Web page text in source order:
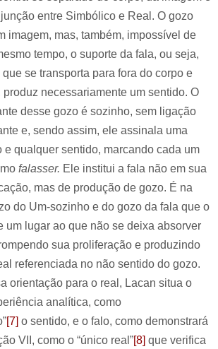
entre Simbólico e Real. O gozo
imagem, mas, também, impossível de
tempo, o suporte da fala, ou seja,
se transporta para fora do corpo e
necessariamente um sentido. O
desse gozo é sozinho, sem ligação
e, sendo assim, ele assinala uma
e qualquer sentido, marcando cada um
falasser. Ele institui a fala não em sua
mas de produção de gozo. É na
do Um-sozinho e do gozo da fala que o
um lugar ao que não se deixa absorver
sua proliferação e produzindo
referenciada no não sentido do gozo.
orientação para o real, Lacan situa o
analítica, como
[7] o sentido, e o falo, como demonstrará
VII, como o “único real”[8] que verifica